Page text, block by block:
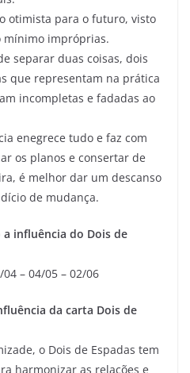
otimista para o futuro, visto
mínimo impróprias.
separar duas coisas, dois
que representam na prática
incompletas e fadadas ao
enegrece tudo e faz com
os planos e consertar de
é melhor dar um descanso
de mudança.
influência do Dois de
– 04/05 – 02/06
da carta Dois de
o Dois de Espadas tem
harmonizar as relações e